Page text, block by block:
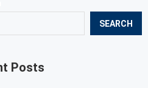
SEARCH
Posts